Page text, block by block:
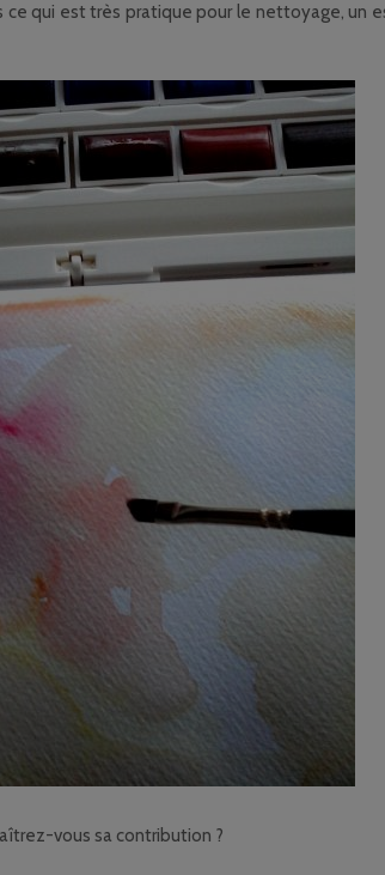
qui est très pratique pour le nettoyage, un
vous sa contribution ?